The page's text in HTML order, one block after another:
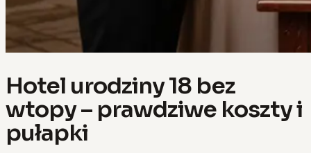
Hotel urodziny 18 bez
wtopy – prawdziwe koszty i
pułapki